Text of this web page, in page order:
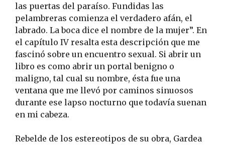
las puertas del paraíso. Fundidas las
pelambreras comienza el verdadero afán, el
labrado. La boca dice el nombre de la mujer”. En
el capítulo IV resalta esta descripción que me
fascinó sobre un encuentro sexual. Si abrir un
libro es como abrir un portal benigno o
maligno, tal cual su nombre, ésta fue una
ventana que me llevó por caminos sinuosos
durante ese lapso nocturno que todavía suenan
en mi cabeza.
Rebelde de los estereotipos de su obra, Gardea